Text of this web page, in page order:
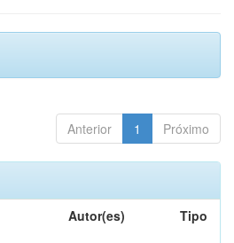
Anterior 1 Próximo
Autor(es) Tipo